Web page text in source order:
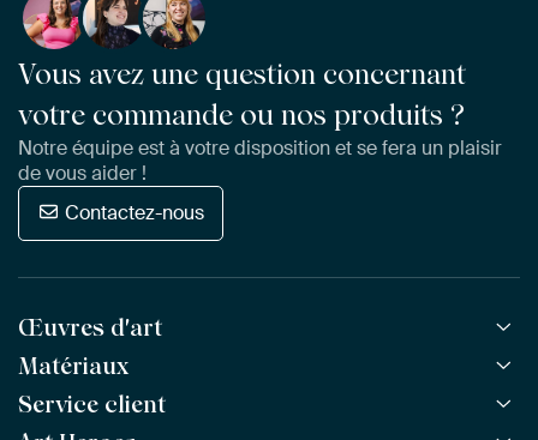
Vous avez une question concernant
votre commande ou nos produits ?
Notre équipe est à votre disposition et se fera un plaisir
de vous aider !
Contactez-nous
Œuvres d'art
Toutes les œuvres
Toutes les collections
Tous les artistes
Matériaux
ArtFrame™ POPULAIRE
Service client